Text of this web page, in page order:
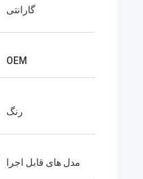
گارانتی
OEM
رنگ
مدل های قابل اجرا